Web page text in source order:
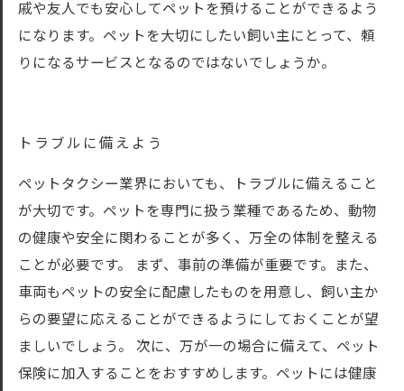
戚や友人でも安心してペットを預けることができるよう
になります。ペットを大切にしたい飼い主にとって、頼
りになるサービスとなるのではないでしょうか。
トラブルに備えよう
ペットタクシー業界においても、トラブルに備えること
が大切です。ペットを専門に扱う業種であるため、動物
の健康や安全に関わることが多く、万全の体制を整える
ことが必要です。 まず、事前の準備が重要です。また、
車両もペットの安全に配慮したものを用意し、飼い主か
らの要望に応えることができるようにしておくことが望
ましいでしょう。 次に、万が一の場合に備えて、ペット
保険に加入することをおすすめします。ペットには健康